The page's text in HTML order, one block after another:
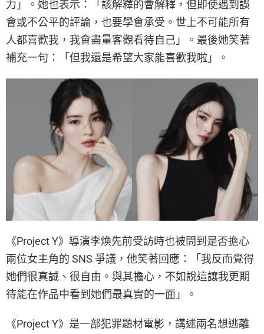
力」。她也表示：「該解釋的會解釋，但即使遇到誤
會或不公平的評論，也要學會承受。世上不可能所有
人都喜歡我，我會盡量客觀看待自己」。最後她笑著
補充一句：「但我還是希望大家能喜歡我啦」。
《Project Y》導演李煥先前受訪時也被問到是否擔心
兩位女主角的 SNS 爭議，他笑著回應：「我反而覺得
她們很真誠、很自由。與其擔心，不如說這讓我更期
待能在作品中看到她們最真實的一面」。
《Project Y》是一部犯罪題材電影，講述兩名想逃離